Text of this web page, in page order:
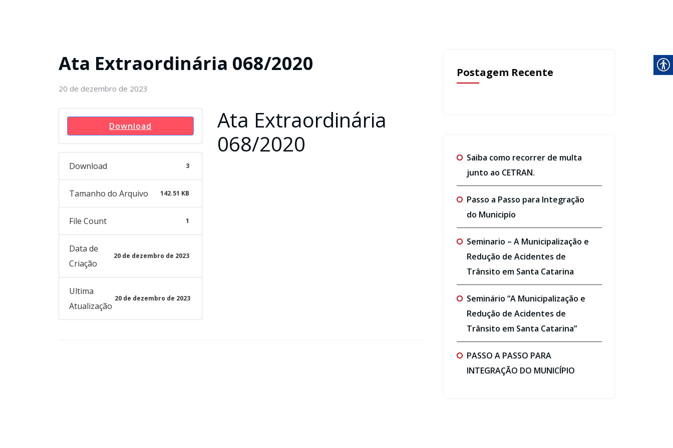
Ata Extraordinária 068/2020
20 de dezembro de 2023
Download
Download 3
Tamanho do Arquivo 142.51 KB
File Count 1
Data de
Criação
20 de dezembro de 2023
Ultima
Atualização
20 de dezembro de 2023
Ata Extraordinária
068/2020
Postagem Recente
Saiba como recorrer de multa
junto ao CETRAN.
Passo a Passo para Integração
do Municipío
Seminario – A Municipalização e
Redução de Acidentes de
Trânsito em Santa Catarina
Seminário “A Municipalização e
Redução de Acidentes de
Trânsito em Santa Catarina”
PASSO A PASSO PARA
INTEGRAÇÃO DO MUNICÍPIO